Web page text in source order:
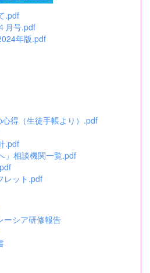
.pdf
月号.pdf
年版.pdf
得（生徒手帳より）.pdf
.pdf
」相談機関一覧.pdf
レット.pdf
ーシア研修報告